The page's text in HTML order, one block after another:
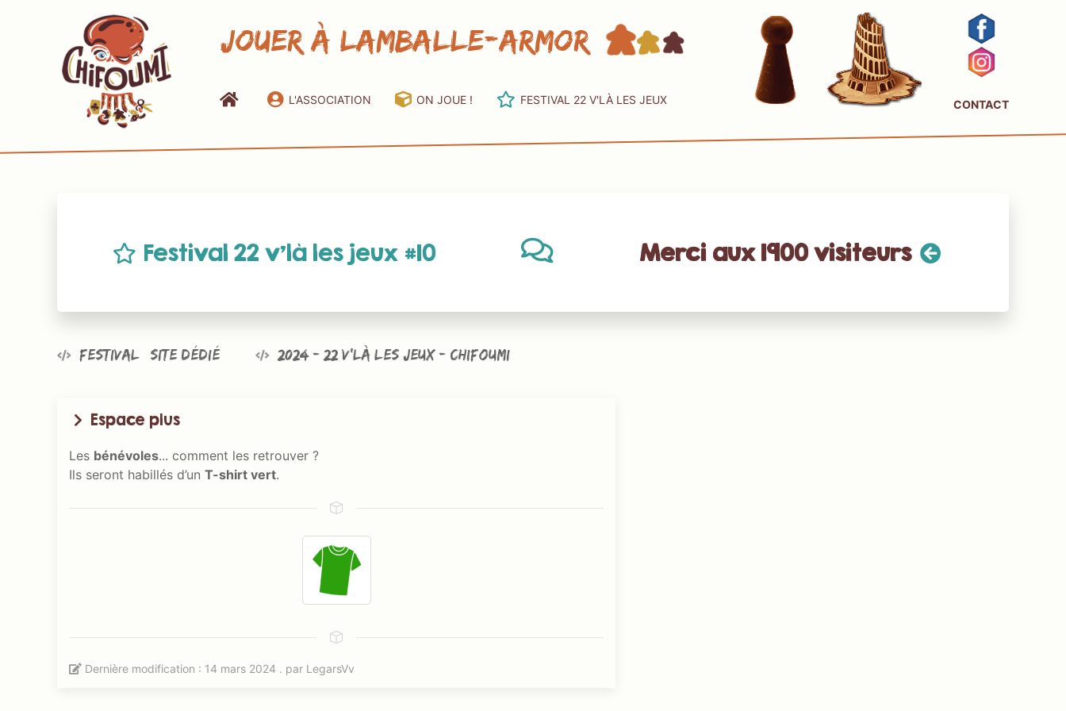
Jouer à Lamballe-Armor
L'ASSOCIATION ON JOUE ! FESTIVAL 22 V'LÀ LES JEUX CONTACT
Festival 22 v’là les jeux #10 Merci aux 1900 visiteurs
Festival @site dédié 2024 - 22 v’là les jeux - Chifoumi
Espace plus
Les bénévoles... comment les retrouver ?
Ils seront habillés d’un T-shirt vert.
Dernière modification : 14 mars 2024 . par LegarsVv